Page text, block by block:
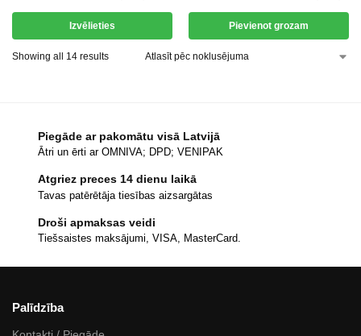
Izvēlieties Pievienot grozam
Showing all 14 results
Piegāde ar pakomātu visā Latvijā
Ātri un ērti ar OMNIVA; DPD; VENIPAK
Atgriez preces 14 dienu laikā
Tavas patērētāja tiesības aizsargātas
Droši apmaksas veidi
Tiešsaistes maksājumi, VISA, MasterCard.
Palīdzība